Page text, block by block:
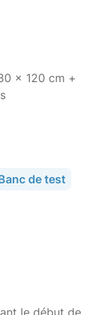
matériel que
des
à votre projet
notre page
show
x 120 cm +
de test
le début de